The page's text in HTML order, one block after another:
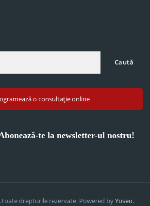
Caută
o consultație online
te la newsletter-ul nostru!
drepturile rezervate. Powered byYoseo.